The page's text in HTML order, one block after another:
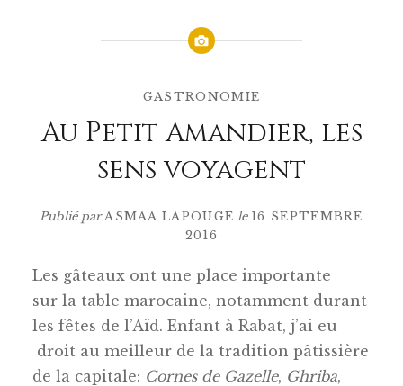
GASTRONOMIE
Au Petit Amandier, les
sens voyagent
Publié parASMAA LAPOUGE le 16 SEPTEMBRE
2016
Les gâteaux ont une place importante
sur la table marocaine, notamment durant
les fêtes de l’Aïd. Enfant à Rabat, j’ai eu
droit au meilleur de la tradition pâtissière
de la capitale: Cornes de Gazelle, Ghriba,